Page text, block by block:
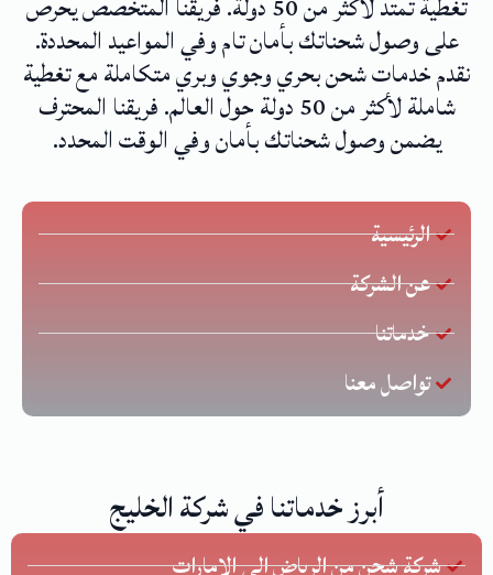
على وصول شحناتك بأمان تام وفي المواعيد المحددة.
نقدم خدمات شحن بحري وجوي وبري متكاملة مع تغطية
شاملة لأكثر من 50 دولة حول العالم. فريقنا المحترف
يضمن وصول شحناتك بأمان وفي الوقت المحدد.
الرئيسية
عن الشركة
خدماتنا
تواصل معنا
أبرز خدماتنا في شركة الخليج
شركة شحن من الرياض إلى الإمارات